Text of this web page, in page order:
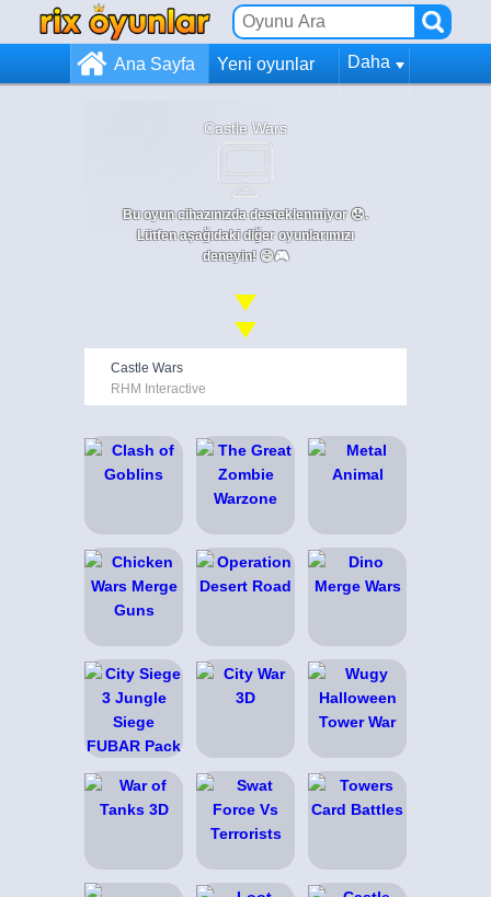
Ana Sayfa Yeni oyunlar Daha
Castle Wars
Bu oyun cihazınızda desteklenmiyor 😞.
Lütfen aşağıdaki diğer oyunlarımızı
deneyin! 😄🎮
Castle Wars
RHM Interactive